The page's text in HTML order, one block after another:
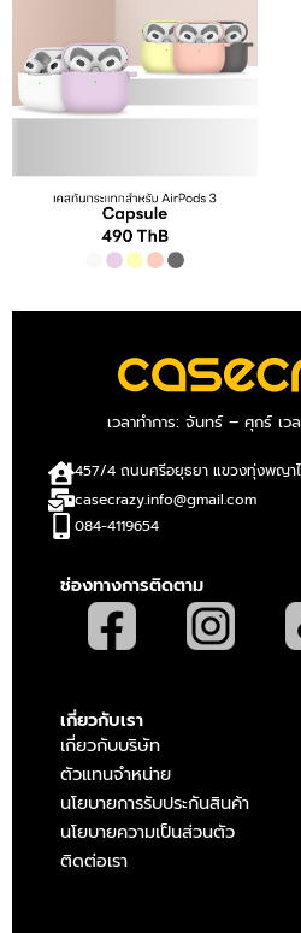
เวลาทำการ: จันทร์ – ศุกร์ เ
457/4 ถนนศรีอยุธยา แขวงทุ่งพญา
casecrazy.info@gmail.com
084-4119654
ช่องทางการติดตาม
เกี่ยวกับเรา
เกี่ยวกับบริษัท
ตัวแทนจำหน่าย
นโยบายการรับประกันสินค้า
นโยบายความเป็นส่วนตัว
ติดต่อเรา